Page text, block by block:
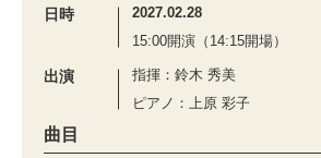
日時
2027.02.28
15:00開演（14:15開場）
出演
指揮：鈴木 秀美
ピアノ：上原 彩子
曲目